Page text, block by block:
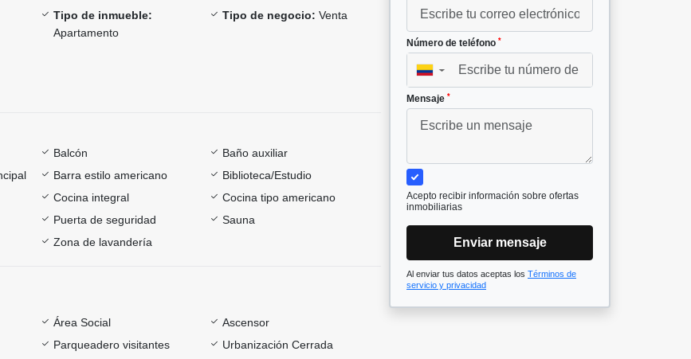
Tipo de inmueble:
Apartamento
Tipo de negocio: Venta
Balcón
Baño auxiliar
Barra estilo americano
Biblioteca/Estudio
Cocina integral
Cocina tipo americano
Puerta de seguridad
Sauna
Zona de lavandería
Área Social
Ascensor
Parqueadero visitantes
Urbanización Cerrada
Número de teléfono *
▼
Mensaje *
Acepto recibir información sobre ofertas
inmobiliarias
Enviar mensaje
Al enviar tus datos aceptas los Términos de
servicio y privacidad